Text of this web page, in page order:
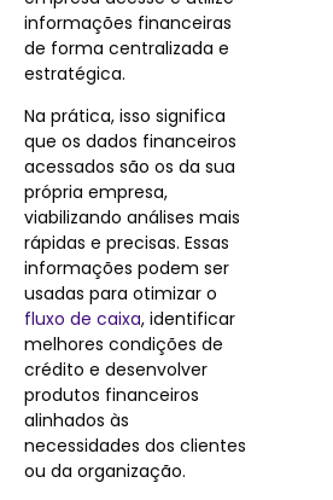
informações financeiras
de forma centralizada e
estratégica.
Na prática, isso significa
que os dados financeiros
acessados são os da sua
própria empresa,
viabilizando análises mais
rápidas e precisas. Essas
informações podem ser
usadas para otimizar o
fluxo de caixa, identificar
melhores condições de
crédito e desenvolver
produtos financeiros
alinhados às
necessidades dos clientes
ou da organização.